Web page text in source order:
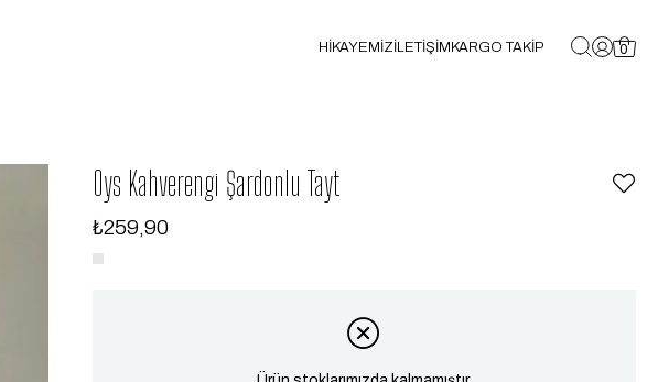
HİKAYEMİZİLETİŞİMKARGO TAKİP 0
Oys Kahverengi Şardonlu Tayt
₺259,90